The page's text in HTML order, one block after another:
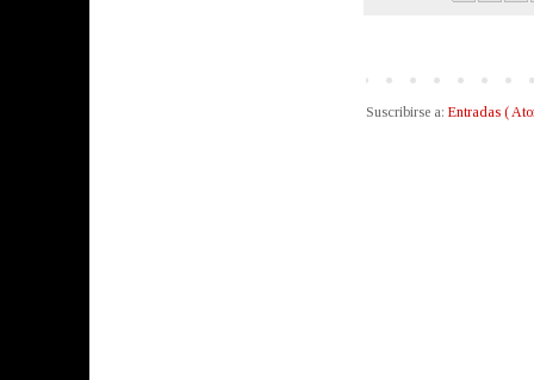
Suscribirse a: Entradas (